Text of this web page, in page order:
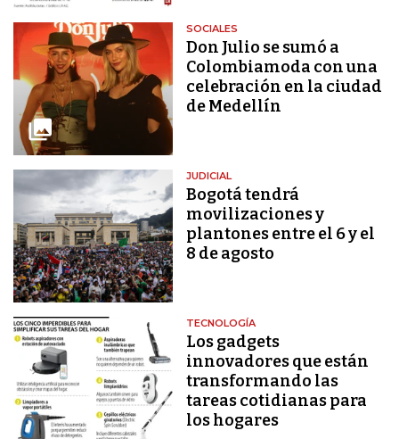
SOCIALES
Don Julio se sumó a
Colombiamoda con una
celebración en la ciudad
de Medellín
JUDICIAL
Bogotá tendrá
movilizaciones y
plantones entre el 6 y el
8 de agosto
TECNOLOGÍA
Los gadgets
innovadores que están
transformando las
tareas cotidianas para
los hogares